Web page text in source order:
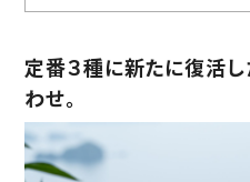
定番３種に新たに復活
わせ。